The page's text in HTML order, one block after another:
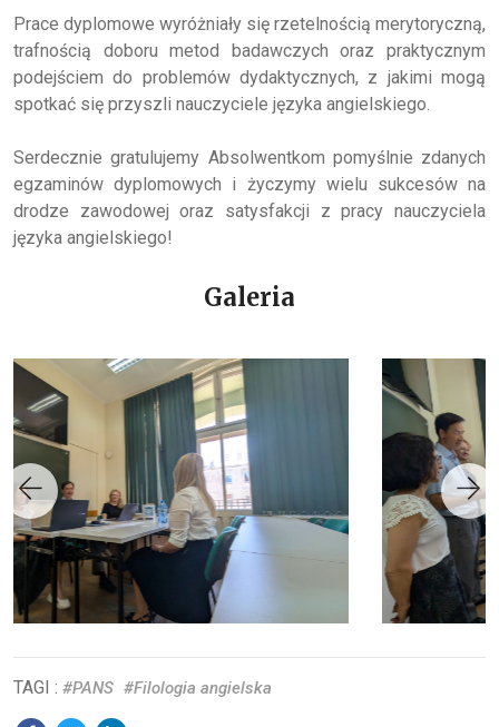
Prace dyplomowe wyróżniały się rzetelnością merytoryczną,
trafnością doboru metod badawczych oraz praktycznym
podejściem do problemów dydaktycznych, z jakimi mogą
spotkać się przyszli nauczyciele języka angielskiego.
Serdecznie gratulujemy Absolwentkom pomyślnie zdanych
egzaminów dyplomowych i życzymy wielu sukcesów na
drodze zawodowej oraz satysfakcji z pracy nauczyciela
języka angielskiego!
Galeria
TAGI : #PANS #Filologia angielska